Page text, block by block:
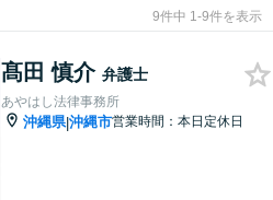
9件中 1-9件を表示
髙田 慎介 弁護士
あやはし法律事務所
沖縄県|沖縄市営業時間：本日定休日